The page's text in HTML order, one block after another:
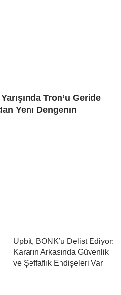
Tron’u Geride
Yeni Dengenin
Upbit, BONK’u Delist Ediyor:
Kararın Arkasında Güvenlik
ve Şeffaflık Endişeleri Var